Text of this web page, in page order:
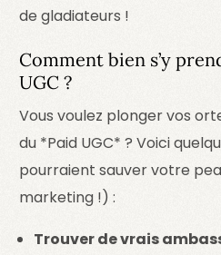
de gladiateurs !
Comment bien s’y
UGC ?
Vous voulez plonger vos
du *Paid UGC* ? Voici
pourraient sauver votre
marketing !) :
Trouver de vrais